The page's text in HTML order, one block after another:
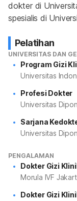
dokter di
spesialis di
Pelatihan
UNIVERSITAS DAN
Program Gizi
Universitas
Profesi Dokter
Universitas
Sarjana
Universitas
PENGALAMAN
Dokter Gizi
Morula IVF
Dokter Gizi